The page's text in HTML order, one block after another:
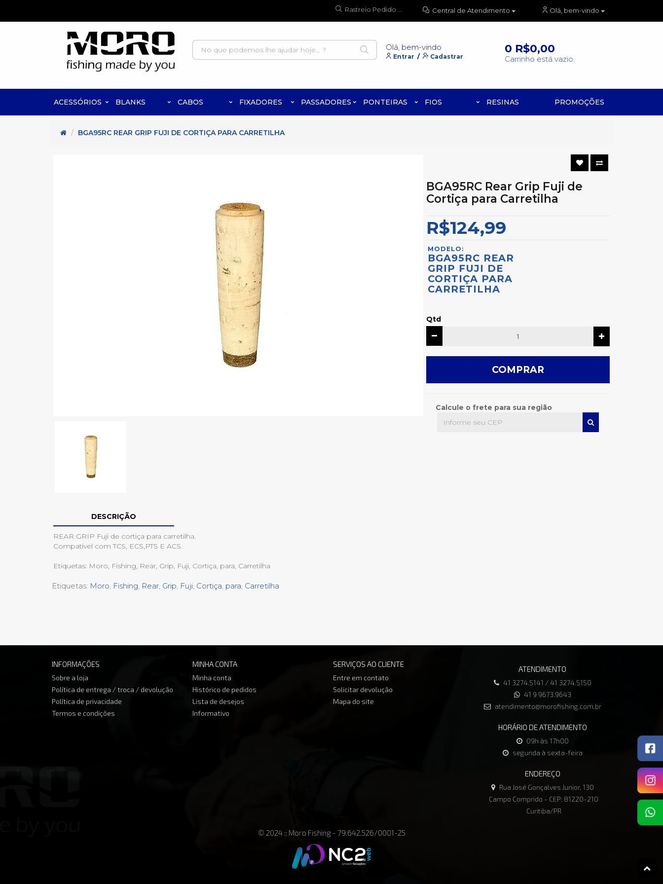
Rastreio Pedido ... Central de Atendimento Olá, bem-vindo
Olá, bem-vindo
Entrar / Cadastrar
0 R$0,00
Carrinho está vazio.
ACESSÓRIOS BLANKS CABOS FIXADORES PASSADORES PONTEIRAS FIOS RESINAS PROMOÇÕES
BGA95RC REAR GRIP FUJI DE CORTIÇA PARA CARRETILHA
DESCRIÇÃO
REAR GRIP Fuji de cortiça para carretilha.
Compatível com TCS, ECS,PTS E ACS.
Etiquetas: Moro, Fishing, Rear, Grip, Fuji, Cortiça, para, Carretilha
BGA95RC Rear Grip Fuji de
Cortiça para Carretilha
R$124,99
MODELO:
BGA95RC REAR
GRIP FUJI DE
CORTIÇA PARA
CARRETILHA
Qtd
COMPRAR
Calcule o frete para sua região
Etiquetas: Moro Fishing Rear Grip Fuji Cortiça para Carretilha
INFORMAÇÕES
Sobre a loja
Política de entrega / troca / devolução
Política de privacidade
Termos e condições
MINHA CONTA
Minha conta
Histórico de pedidos
Lista de desejos
Informativo
SERVIÇOS AO CLIENTE
Entre em contato
Solicitar devolução
Mapa do site
ATENDIMENTO
41 3274.5141 / 41 3274.5150
41 9 9673.9643
atendimento@morofishing.com.br
HORÁRIO DE ATENDIMENTO
09h às 17h00
segunda à sexta-feira
ENDEREÇO
Rua José Gonçalves Junior, 130
Campo Comprido - CEP: 81220-210
Curitiba/PR
© 2024 :: Moro Fishing - 79.642.526/0001-25